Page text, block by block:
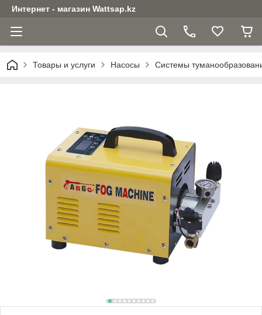
Интернет - магазин Wattsap.kz
Товары и услуги Насосы Системы